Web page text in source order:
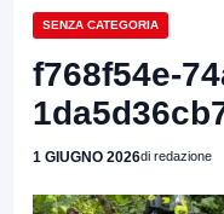
SENZA CATEGORIA
f768f54e-
1 GIUGNO 2026di redazione